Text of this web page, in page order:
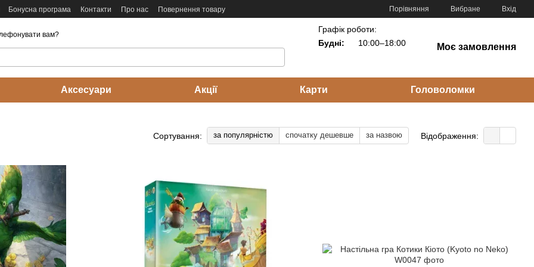
Бонусна програма Контакти Про нас
Повернення товару
Порівняння Вибране Вхід
вам?
Графік роботи:
Будні:
10:00–18:00 Моє замовлення
Аксесуари Акції Карти Головоломки
Сортування: за популярністю спочатку дешевше за назвою Відображення: